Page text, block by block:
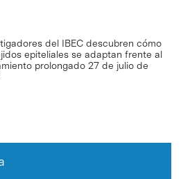
del IBEC descubren cómo
epiteliales se adaptan frente al
prolongado 27 de julio de